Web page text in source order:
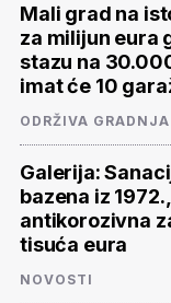
Mali grad na
za milijun eura
stazu na
imat će 10
ODRŽIVA GRADNJA
Galerija:
bazena iz
antikorozivna
tisuća eura
NOVOSTI